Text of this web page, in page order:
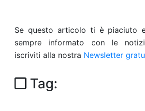
Se questo articolo ti è piaciuto
sempre informato con le
iscriviti alla nostra Newsletter
Tag: